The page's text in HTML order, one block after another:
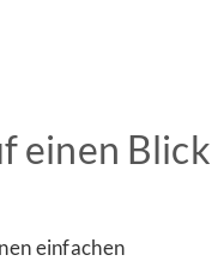
einen Blick
einfachen